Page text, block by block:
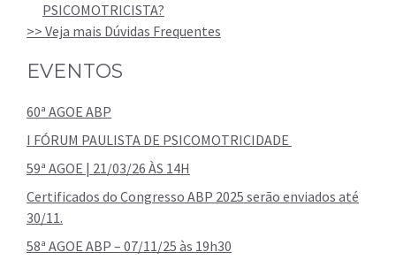
PSICOMOTRICISTA?
>> Veja mais Dúvidas Frequentes
EVENTOS
60ª AGOE ABP
I FÓRUM PAULISTA DE PSICOMOTRICIDADE
59ª AGOE | 21/03/26 ÀS 14H
Certificados do Congresso ABP 2025 serão enviados até
30/11.
58ª AGOE ABP – 07/11/25 às 19h30